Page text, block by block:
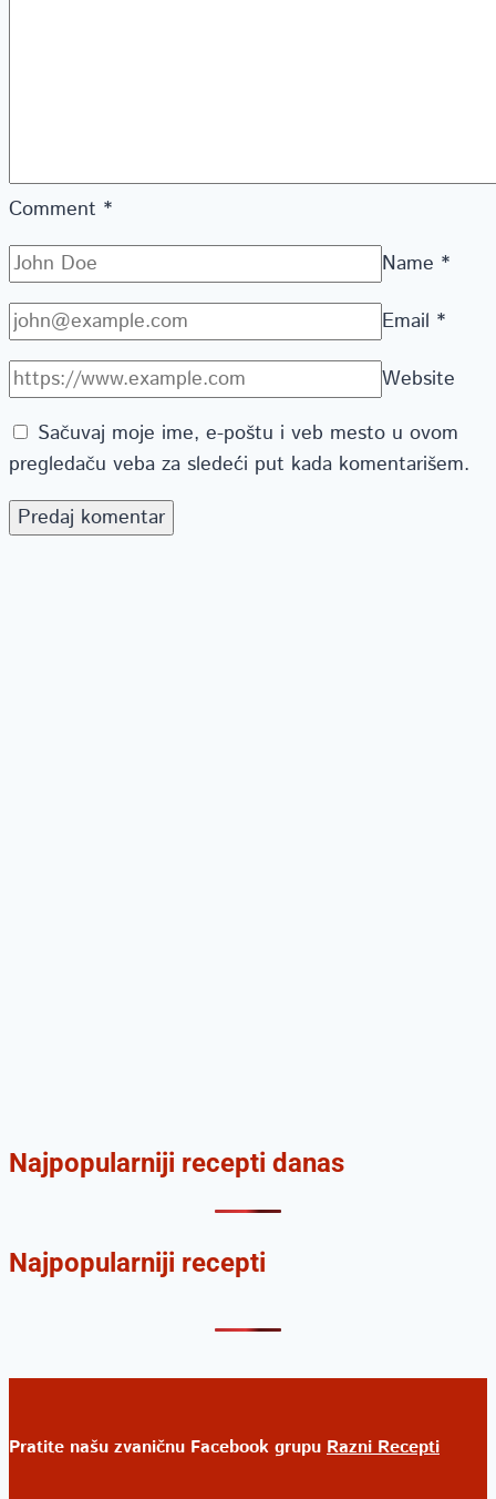
Comment *
Name *
Email *
Website
Sačuvaj moje ime, e-poštu i veb mesto u ovom
pregledaču veba za sledeći put kada komentarišem.
Najpopularniji recepti danas
Najpopularniji recepti
Pratite našu zvaničnu Facebook grupu Razni Recepti